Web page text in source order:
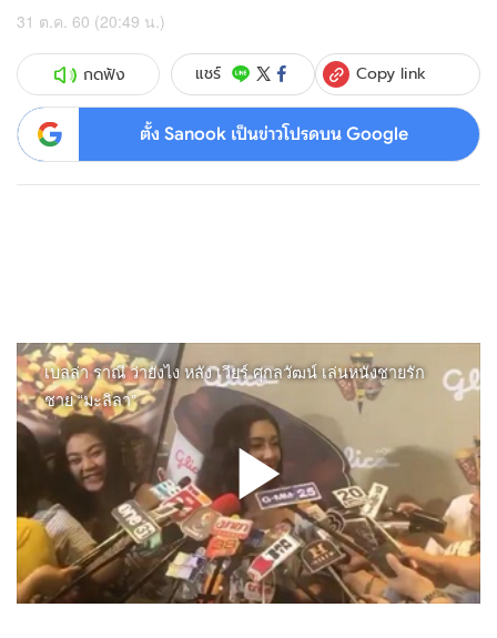
31 ต.ค. 60 (20:49 น.)
กดฟัง แชร์ Copy link
ตั้ง Sanook เป็นข่าวโปรดบน Google